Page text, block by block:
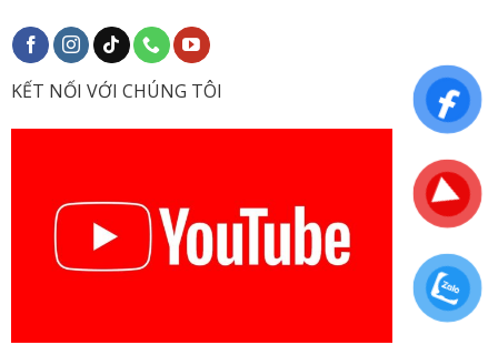
KẾT NỐI VỚI CHÚNG TÔI